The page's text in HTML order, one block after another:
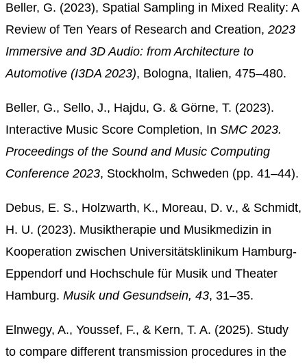
Beller, G. (2023), Spatial Sampling in Mixed Reality: A
Review of Ten Years of Research and Creation, 2023
Immersive and 3D Audio: from Architecture to
Automotive (I3DA 2023), Bologna, Italien, 475–480.
Beller, G., Sello, J., Hajdu, G. & Görne, T. (2023).
Interactive Music Score Completion, In SMC 2023.
Proceedings of the Sound and Music Computing
Conference 2023, Stockholm, Schweden (pp. 41–44).
Debus, E. S., Holzwarth, K., Moreau, D. v., & Schmidt,
H. U. (2023). Musiktherapie und Musikmedizin in
Kooperation zwischen Universitätsklinikum Hamburg-
Eppendorf und Hochschule für Musik und Theater
Hamburg. Musik und Gesundsein, 43, 31–35.
Elnwegy, A., Youssef, F., & Kern, T. A. (2025). Study
to compare different transmission procedures in the